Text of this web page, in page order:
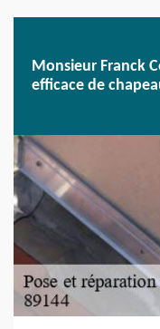
Monsieur Franck
efficace de